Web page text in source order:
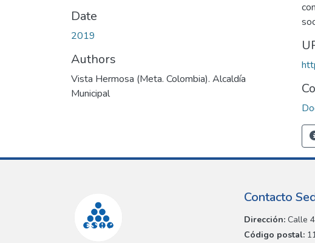
Date
2019
Authors
Vista Hermosa (Meta. Colombia). Alcaldía
Municipal
Contacto
Dirección: Calle
Código postal: